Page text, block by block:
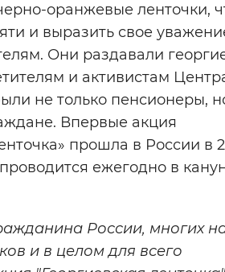
Звуковой ассистент
Остановить
стандартные настройки
оранжевые ленточки,
и выразить свое
Они раздавали
и активистам
не только пенсионеры,
Впервые акция
прошла в России в
ежегодно в
России, многих
и в целом для всего